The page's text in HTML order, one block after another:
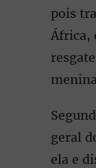
pois
África,
geral
ela e